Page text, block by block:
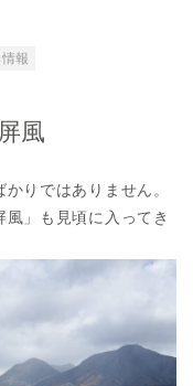
報
風
りではありません。
」も見頃に入ってき